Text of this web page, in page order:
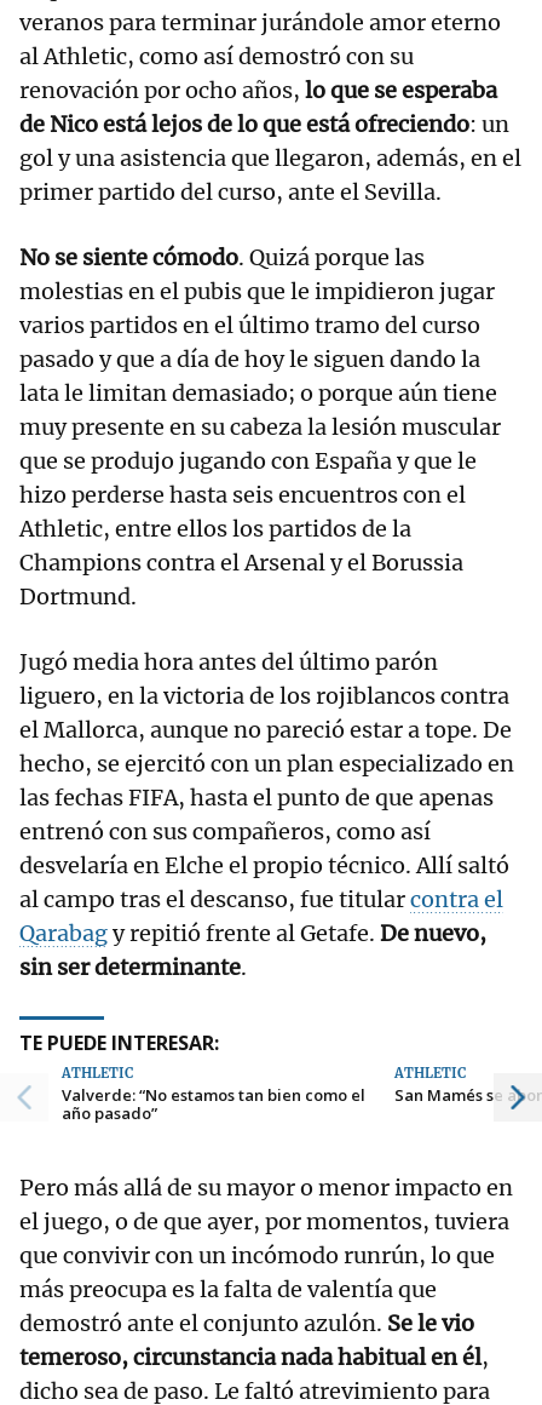
veranos para terminar jurándole amor eterno
al Athletic, como así demostró con su
renovación por ocho años, lo que se esperaba
de Nico está lejos de lo que está ofreciendo: un
gol y una asistencia que llegaron, además, en el
primer partido del curso, ante el Sevilla.
No se siente cómodo. Quizá porque las
molestias en el pubis que le impidieron jugar
varios partidos en el último tramo del curso
pasado y que a día de hoy le siguen dando la
lata le limitan demasiado; o porque aún tiene
muy presente en su cabeza la lesión muscular
que se produjo jugando con España y que le
hizo perderse hasta seis encuentros con el
Athletic, entre ellos los partidos de la
Champions contra el Arsenal y el Borussia
Dortmund.
Jugó media hora antes del último parón
liguero, en la victoria de los rojiblancos contra
el Mallorca, aunque no pareció estar a tope. De
hecho, se ejercitó con un plan especializado en
las fechas FIFA, hasta el punto de que apenas
entrenó con sus compañeros, como así
desvelaría en Elche el propio técnico. Allí saltó
al campo tras el descanso, fue titularcontra el
Qarabagy repitió frente al Getafe. De nuevo,
sin ser determinante.
TE PUEDE INTERESAR:
ATHLETIC
Valverde: “No estamos tan bien como el
año pasado”
ATHLETIC
San Mamés se
Pero más allá de su mayor o menor impacto en
el juego, o de que ayer, por momentos, tuviera
que convivir con un incómodo runrún, lo que
más preocupa es la falta de valentía que
demostró ante el conjunto azulón. Se le vio
temeroso, circunstancia nada habitual en él,
dicho sea de paso. Le faltó atrevimiento para